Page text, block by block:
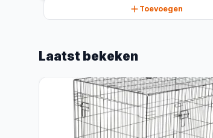
Toevoegen
Laatst bekeken